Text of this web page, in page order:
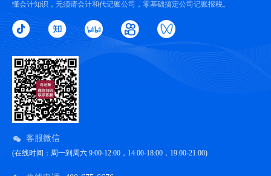
懂会计知识，无须请会计和代记账公司，零基础搞定公司记账报税。
客服微信
(在线时间：周一到周六 9:00-12:00，14:00-18:00，19:00-21:00)